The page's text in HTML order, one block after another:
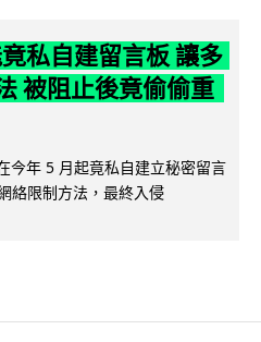
私自建留言板 讓多
被阻止後竟偷偷重
今年 5 月起竟私自建立秘密留言
絡限制方法，最終入侵